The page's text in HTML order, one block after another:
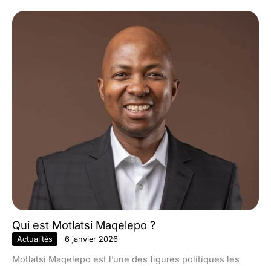
Qui est Motlatsi Maqelepo ?
Actualités 6 janvier 2026
Motlatsi Maqelepo est l’une des figures politiques les